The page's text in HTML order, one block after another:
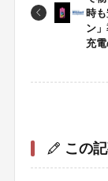
時
ン
充
この